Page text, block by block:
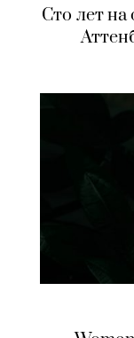
Сто лет